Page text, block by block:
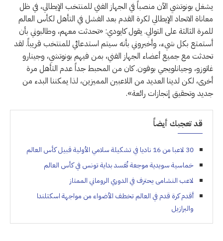
يشغل بونوتشي الآن منصباً في الجهاز الفني للمنتخب الإيطالي، في ظل
معاناة الاتحاد الإيطالي لكرة القدم بعد الفشل في التأهل لكأس العالم
للمرة الثالثة على التوالي. يقول كايودي: «تحدثت معهم، وطالبوني بأن
أستمتع بكل شيء، وأخبروني بأنه سيتم استدعائي للمنتخب قريباً. لقد
تحدثت مع جميع أعضاء الجهاز الفني، بمن فيهم بونوتشي، وجينارو
غاتوزو، وجيانلويجي بوفون. كان من المحبط جداً عدم التأهل مرة
أخرى، لكن لدينا العديد من اللاعبين المميزين، لذا يمكننا البدء من
جديد وتحقيق إنجازات رائعة».
قد تعجبك أيضاً
30 لاعبا من 16 ناديا في تشكيلة سلامي الأولية قبيل كأس العالم
خماسية سويدية موجعة تُفسد بداية تونس في كأس العالم
لاعب النشامى يحترف في الدوري الروماني الممتاز
أقدم كرة قدم في العالم تخطف الأضواء من مواجهة اسكتلندا
والبرازيل